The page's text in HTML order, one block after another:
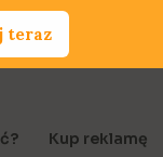
Kup reklamę
teraz